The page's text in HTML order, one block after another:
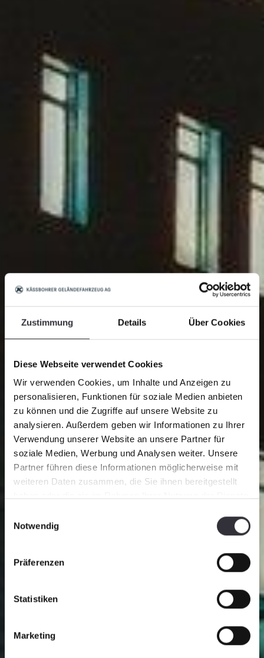
Zustimmung Details Über Cookies
Diese Webseite verwendet Cookies
Wir verwenden Cookies, um Inhalte und Anzeigen zu
personalisieren, Funktionen für soziale Medien anbieten
zu können und die Zugriffe auf unsere Website zu
analysieren. Außerdem geben wir Informationen zu Ihrer
Verwendung unserer Website an unsere Partner für
soziale Medien, Werbung und Analysen weiter. Unsere
Partner führen diese Informationen möglicherweise mit
weiteren Daten zusammen, die Sie ihnen bereitgestellt
Notwendig
Präferenzen
Statistiken
Marketing